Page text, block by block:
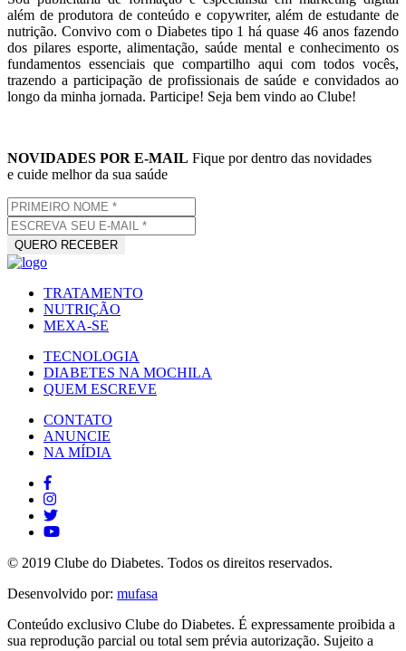
além de produtora de conteúdo e copywriter, além de estudante de
nutrição. Convivo com o Diabetes tipo 1 há quase 46 anos fazendo
dos pilares esporte, alimentação, saúde mental e conhecimento os
fundamentos essenciais que compartilho aqui com todos vocês,
trazendo a participação de profissionais de saúde e convidados ao
longo da minha jornada. Participe! Seja bem vindo ao Clube!
NOVIDADES POR E-MAIL Fique por dentro das novidades
e cuide melhor da sua saúde
TRATAMENTO
NUTRIÇÃO
MEXA-SE
TECNOLOGIA
DIABETES NA MOCHILA
QUEM ESCREVE
CONTATO
ANUNCIE
NA MÍDIA
© 2019 Clube do Diabetes. Todos os direitos reservados.
Desenvolvido por: mufasa
Conteúdo exclusivo Clube do Diabetes. É expressamente proibida a
sua reprodução parcial ou total sem prévia autorização. Sujeito a